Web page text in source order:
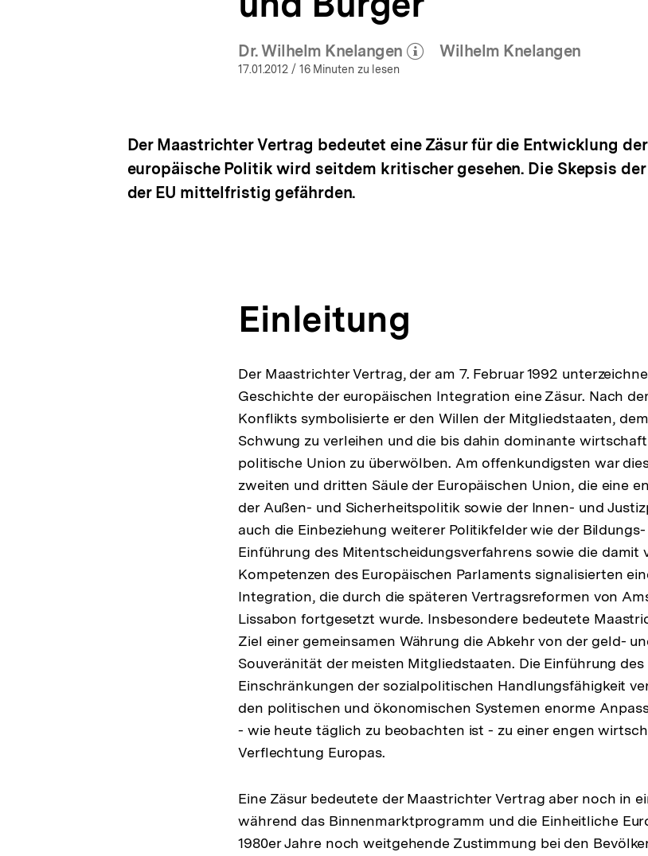
Dr. Wilhelm Knelangen
(Mehr zum Autor)
Wilhelm Knelangen
17.01.2012 / 16 Minuten zu lesen
Der Maastrichter Vertrag bedeutet eine Zäsur für die Entwicklung
europäische Politik wird seitdem kritischer gesehen. Die Skepsis
der EU mittelfristig gefährden.
Einleitung
Der Maastrichter Vertrag, der am 7. Februar 1992
Geschichte der europäischen Integration eine Zäsur. Nach
Konflikts symbolisierte er den Willen der Mitgliedstaaten,
Schwung zu verleihen und die bis dahin dominante
politische Union zu überwölben. Am offenkundigsten war
zweiten und dritten Säule der Europäischen Union, die eine
der Außen- und Sicherheitspolitik sowie der Innen- und
auch die Einbeziehung weiterer Politikfelder wie der
Einführung des Mitentscheidungsverfahrens sowie die damit
Kompetenzen des Europäischen Parlaments signalisierten
Integration, die durch die späteren Vertragsreformen von
Lissabon fortgesetzt wurde. Insbesondere bedeutete
Ziel einer gemeinsamen Währung die Abkehr von der geld-
Souveränität der meisten Mitgliedstaaten. Die Einführung
Einschränkungen der sozialpolitischen Handlungsfähigkeit
den politischen und ökonomischen Systemen enorme
- wie heute täglich zu beobachten ist - zu einer engen
Verflechtung Europas.
Eine Zäsur bedeutete der Maastrichter Vertrag aber noch in
während das Binnenmarktprogramm und die Einheitliche
1980er Jahre noch weitgehende Zustimmung bei den